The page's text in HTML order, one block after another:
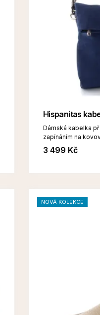
Hispanitas
Dámská kabelka
zapínáním na
3 499 Kč
NOVÁ KOLEKCE